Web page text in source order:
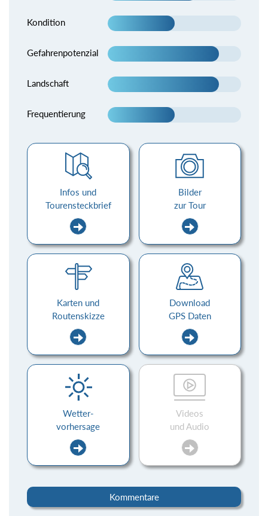
Kondition
Gefahrenpotenzial
Landschaft
Frequentierung
Infos und
Tourensteckbrief
Bilder
zur Tour
Karten und
Routenskizze
Download
GPS Daten
Wetter-
vorhersage
Videos
und Audio
Kommentare